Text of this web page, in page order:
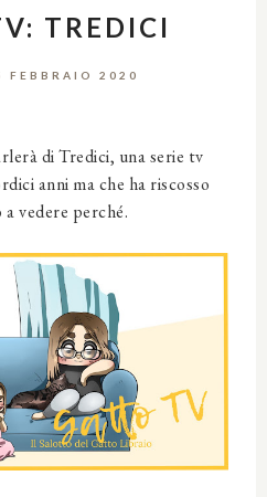
TREDICI
FEBBRAIO 2020
di Tredici, una serie tv
anni ma che ha riscosso
a vedere perché.